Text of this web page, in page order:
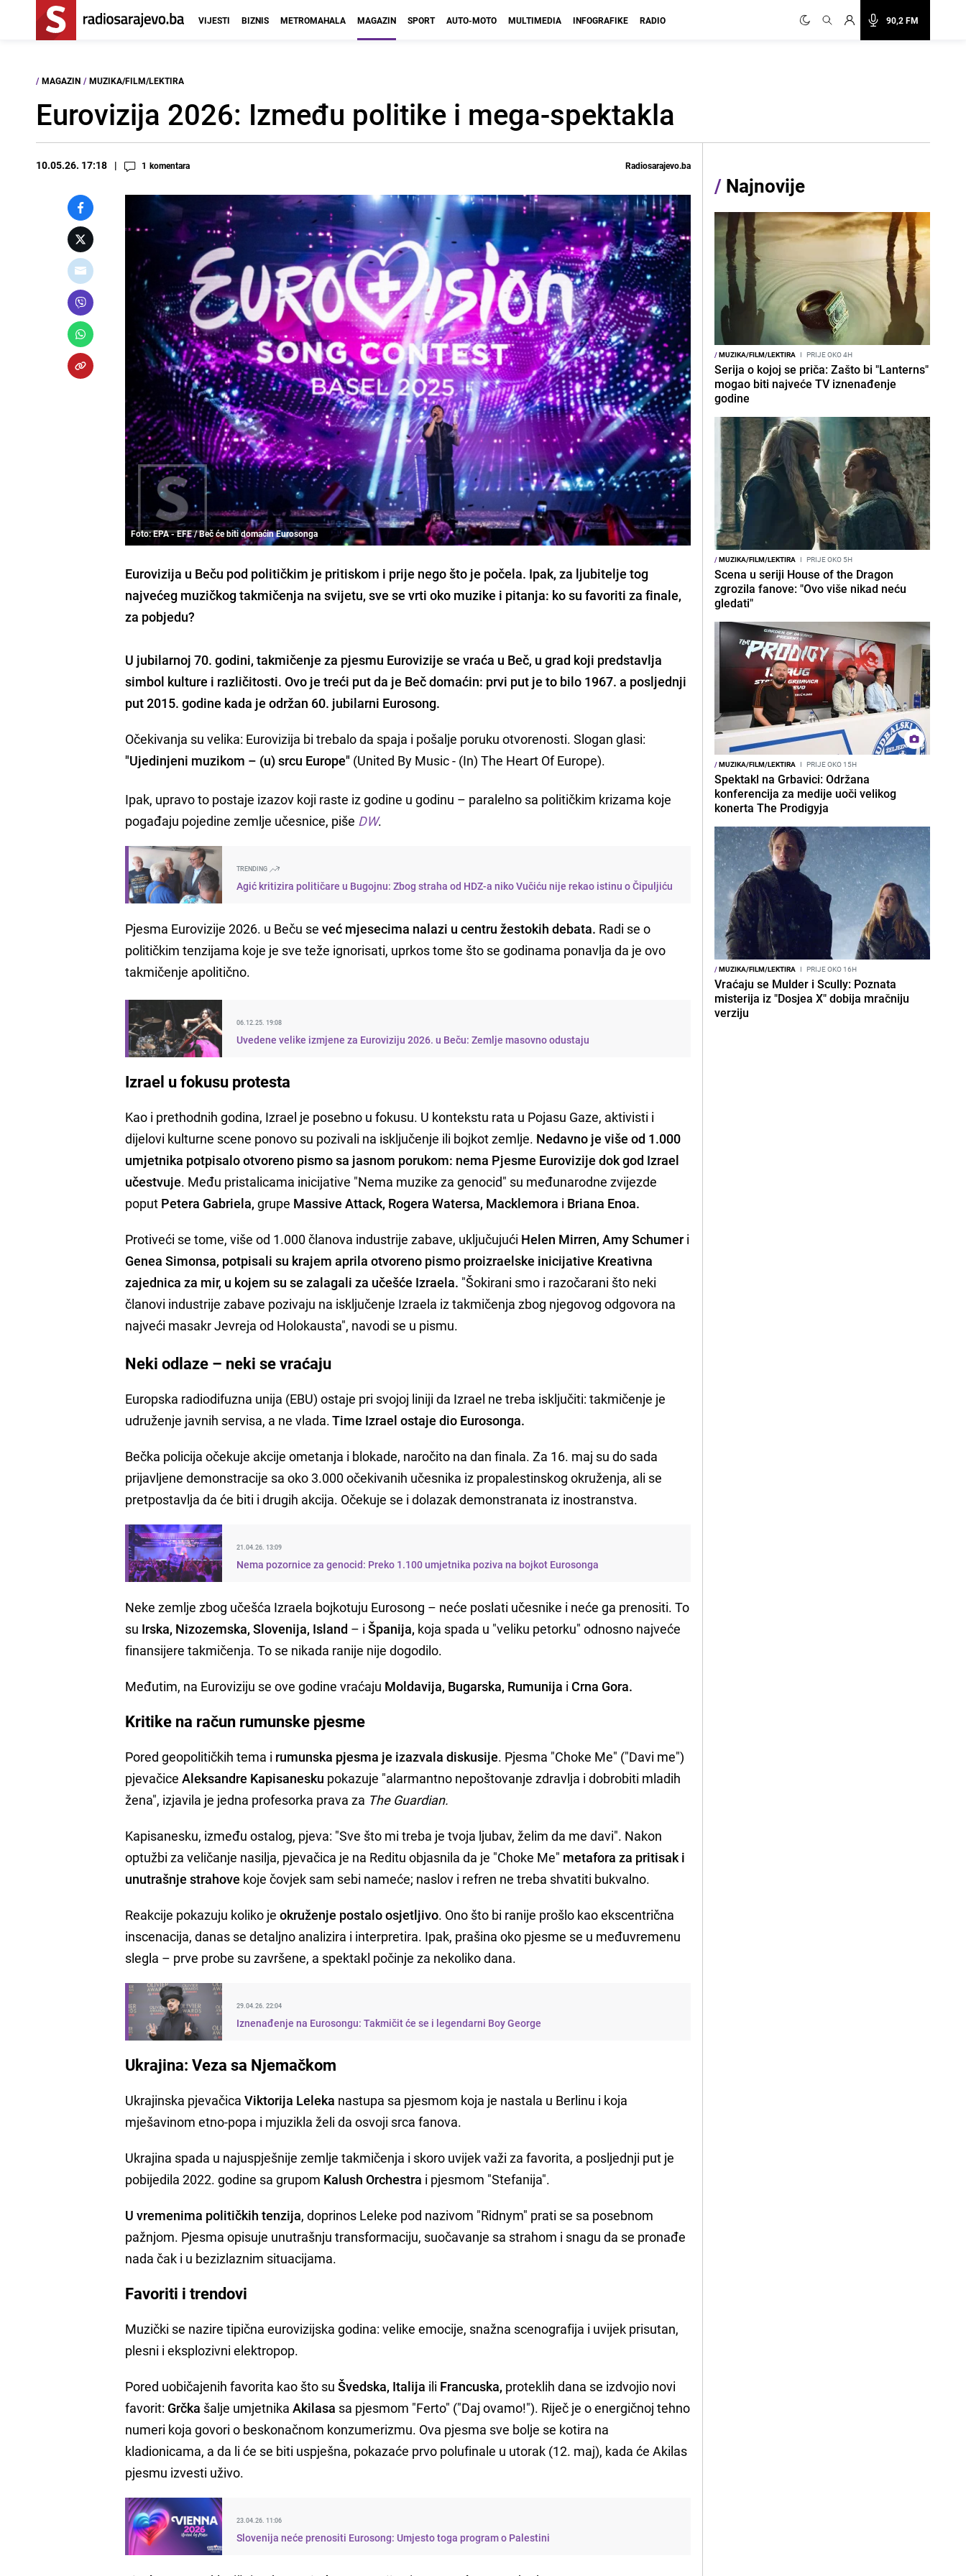
90,2 FM
VIJESTI BIZNIS METROMAHALA MAGAZIN SPORT AUTO-MOTO MULTIMEDIA INFOGRAFIKE RADIO
/ MAGAZIN / MUZIKA/FILM/LEKTIRA
Eurovizija 2026: Između politike i mega-spektakla
10.05.26. 17:18 1 komentara Radiosarajevo.ba
Foto: EPA - EFE / Beč će biti domaćin Eurosonga
Eurovizija u Beču pod političkim je pritiskom i prije nego što je počela. Ipak, za ljubitelje tog
najvećeg muzičkog takmičenja na svijetu, sve se vrti oko muzike i pitanja: ko su favoriti za finale,
za pobjedu?
U jubilarnoj 70. godini, takmičenje za pjesmu Eurovizije se vraća u Beč, u grad koji predstavlja
simbol kulture i različitosti. Ovo je treći put da je Beč domaćin: prvi put je to bilo 1967. a posljednji
put2015. godine kada je održan 60. jubilarni Eurosong.
Očekivanja su velika: Eurovizija bi trebalo da spaja i pošalje poruku otvorenosti. Slogan glasi:
"Ujedinjeni muzikom – (u) srcu Europe" (United By Music - (In) The Heart Of Europe).
Ipak, upravo to postaje izazov koji raste iz godine u godinu – paralelno sa političkim krizama koje
pogađaju pojedine zemlje učesnice, piše DW.
TRENDING
Agić kritizira političare u Bugojnu: Zbog straha od HDZ-a niko Vučiću nije rekao istinu o Čipuljiću
Pjesma Eurovizije 2026. u Beču seveć mjesecima nalazi u centru žestokih debata. Radi se o
političkim tenzijama koje je sve teže ignorisati, uprkos tome što se godinama ponavlja da je ovo
takmičenje apolitično.
06.12.25. 19:08
Uvedene velike izmjene za Euroviziju 2026. u Beču: Zemlje masovno odustaju
Izrael u fokusu protesta
Kao i prethodnih godina, Izrael je posebno u fokusu. U kontekstu rata u Pojasu Gaze, aktivisti i
dijelovi kulturne scene ponovo su pozivali na isključenje ili bojkot zemlje. Nedavno je više od 1.000
umjetnika potpisalo otvoreno pismo sa jasnom porukom: nema Pjesme Eurovizije dok god Izrael
učestvuje. Među pristalicama inicijative "Nema muzike za genocid" su međunarodne zvijezde
poput Petera Gabriela, grupe Massive Attack, Rogera Watersa, Macklemora i Briana Enoa.
Protiveći se tome, više od 1.000 članova industrije zabave, uključujući Helen Mirren, Amy Schumer i
Genea Simonsa, potpisali su krajem aprila otvoreno pismo proizraelske inicijative Kreativna
zajednica za mir, u kojem su se zalagali za učešće Izraela. "Šokirani smo i razočarani što neki
članovi industrije zabave pozivaju na isključenje Izraela iz takmičenja zbog njegovog odgovora na
najveći masakr Jevreja od Holokausta", navodi se u pismu.
Neki odlaze – neki se vraćaju
Europska radiodifuzna unija (EBU) ostaje pri svojoj liniji da Izrael ne treba isključiti: takmičenje je
udruženje javnih servisa, a ne vlada.Time Izrael ostaje dio Eurosonga.
Bečka policija očekuje akcije ometanja i blokade, naročito na dan finala. Za 16. maj su do sada
prijavljene demonstracije sa oko 3.000 očekivanih učesnika iz propalestinskog okruženja, ali se
pretpostavlja da će biti i drugih akcija. Očekuje se i dolazak demonstranata iz inostranstva.
21.04.26. 13:09
Nema pozornice za genocid: Preko 1.100 umjetnika poziva na bojkot Eurosonga
Neke zemlje zbog učešća Izraela bojkotuju Eurosong – neće poslati učesnike i neće ga prenositi. To
su Irska, Nizozemska, Slovenija, Island – iŠpanija, koja spada u "veliku petorku" odnosno najveće
finansijere takmičenja. To se nikada ranije nije dogodilo.
Međutim, na Euroviziju se ove godine vraćaju Moldavija, Bugarska, Rumunija iCrna Gora.
Kritike na račun rumunske pjesme
Pored geopolitičkih tema i rumunska pjesma je izazvala diskusije. Pjesma "Choke Me" ("Davi me")
pjevačiceAleksandre Kapisanesku pokazuje "alarmantno nepoštovanje zdravlja i dobrobiti mladih
žena", izjavila je jedna profesorka prava za The Guardian.
Kapisanesku, između ostalog, pjeva: "Sve što mi treba je tvoja ljubav, želim da me davi". Nakon
optužbi za veličanje nasilja, pjevačica je na Reditu objasnila da je "Choke Me" metafora za pritisak i
unutrašnje strahove koje čovjek sam sebi nameće; naslov i refren ne treba shvatiti bukvalno.
Reakcije pokazuju koliko je okruženje postalo osjetljivo. Ono što bi ranije prošlo kao ekscentrična
inscenacija, danas se detaljno analizira i interpretira. Ipak, prašina oko pjesme se u međuvremenu
slegla – prve probe su završene, a spektakl počinje za nekoliko dana.
29.04.26. 22:04
Iznenađenje na Eurosongu: Takmičit će se i legendarni Boy George
Ukrajina: Veza sa Njemačkom
Ukrajinska pjevačicaViktorija Leleka nastupa sa pjesmom koja je nastala u Berlinu i koja
mješavinom etno-popa i mjuzikla želi da osvoji srca fanova.
Ukrajina spada u najuspješnije zemlje takmičenja i skoro uvijek važi za favorita, a posljednji put je
pobijedila 2022. godine sa grupom Kalush Orchestra i pjesmom "Stefanija".
U vremenima političkih tenzija, doprinos Leleke pod nazivom "Ridnym" prati se sa posebnom
pažnjom. Pjesma opisuje unutrašnju transformaciju, suočavanje sa strahom i snagu da se pronađe
nada čak i u bezizlaznim situacijama.
Favoriti i trendovi
Muzički se nazire tipična eurovizijska godina: velike emocije, snažna scenografija i uvijek prisutan,
plesni i eksplozivni elektropop.
Pored uobičajenih favorita kao što suŠvedska, Italija ili Francuska, proteklih dana se izdvojio novi
favorit: Grčka šalje umjetnikaAkilasa sa pjesmom "Ferto" ("Daj ovamo!"). Riječ je o energičnoj tehno
numeri koja govori o beskonačnom konzumerizmu. Ova pjesma sve bolje se kotira na
kladionicama, a da li će se biti uspješna, pokazaće prvo polufinale u utorak (12. maj), kada će Akilas
pjesmu izvesti uživo.
23.04.26. 11:06
Slovenija neće prenositi Eurosong: Umjesto toga program o Palestini
/ Najnovije
/MUZIKA/FILM/LEKTIRA I PRIJE OKO 4H
Serija o kojoj se priča: Zašto bi "Lanterns"
mogao biti najveće TV iznenađenje
godine
/MUZIKA/FILM/LEKTIRA I PRIJE OKO 5H
Scena u seriji House of the Dragon
zgrozila fanove: "Ovo više nikad neću
gledati"
/MUZIKA/FILM/LEKTIRA I PRIJE OKO 15H
Spektakl na Grbavici: Održana
konferencija za medije uoči velikog
konerta The Prodigyja
/MUZIKA/FILM/LEKTIRA I PRIJE OKO 16H
Vraćaju se Mulder i Scully: Poznata
misterija iz "Dosjea X" dobija mračniju
verziju